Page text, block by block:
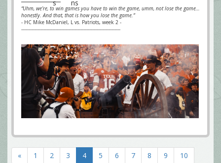
“Uhm, we’re, to win games you have to win the game, umm, not lose the game…
honestly. And that, that is how you lose the game.”
- HC Mike McDaniel, L vs. Patriots, week 2 -
-------------------------------------------------------------------
« 1 2 3 4 5 6 7 8 9 10